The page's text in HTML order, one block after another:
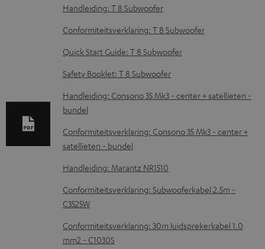
D
o
l
o
a
d
d
o
c
u
m
e
Handleiding: T 8 Subwoofer
Conformiteitsverklaring: T 8 Subwoofer
Quick Start Guide: T 8 Subwoofer
Safety Booklet: T 8 Subwoofer
Handleiding: Consono 35 Mk3 - center + satellieten -
bundel
Conformiteitsverklaring: Consono 35 Mk3 - center +
satellieten - bundel
Handleiding: Marantz NR1510
Conformiteitsverklaring: Subwooferkabel 2.5m -
C3525W
Conformiteitsverklaring: 30m luidsprekerkabel 1.0
mm2 - C1030S